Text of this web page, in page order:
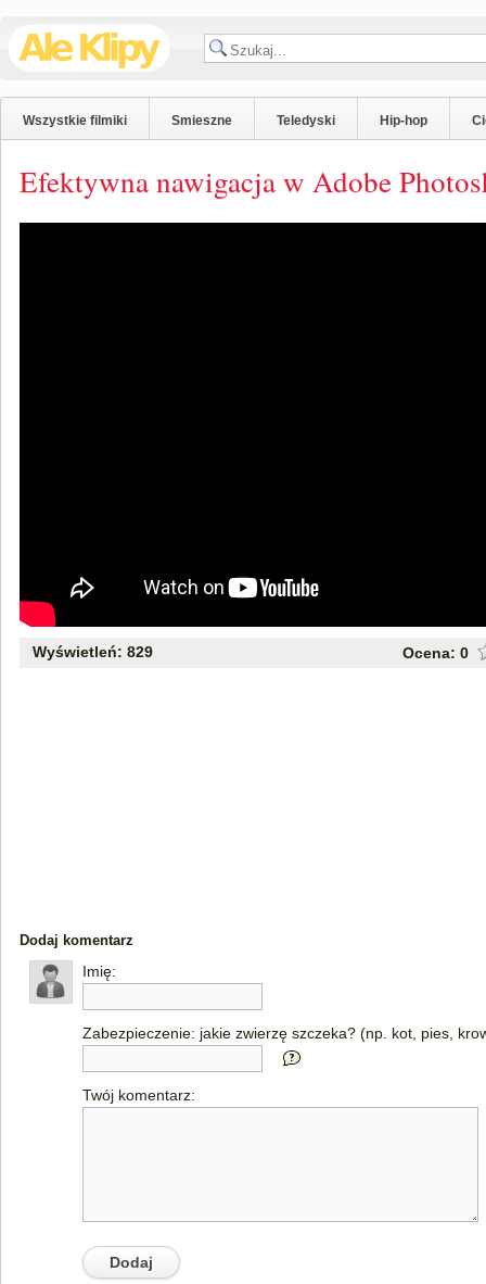
Wszystkie filmiki Smieszne Teledyski Hip-hop
Efektywna nawigacja w Adobe
Wyświetleń: 829 Ocena: 0
Dodaj komentarz
Imię:
Zabezpieczenie: jakie zwierzę szczeka? (np. kot, pies,
Twój komentarz: